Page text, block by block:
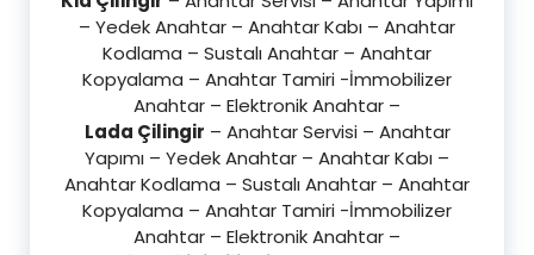
– Yedek Anahtar – Anahtar Kabı – Anahtar
Kodlama – Sustalı Anahtar – Anahtar
Kopyalama – Anahtar Tamiri -İmmobilizer
Anahtar – Elektronik Anahtar –
Lada Çilingir – Anahtar Servisi – Anahtar
Yapımı – Yedek Anahtar – Anahtar Kabı –
Anahtar Kodlama – Sustalı Anahtar – Anahtar
Kopyalama – Anahtar Tamiri -İmmobilizer
Anahtar – Elektronik Anahtar –